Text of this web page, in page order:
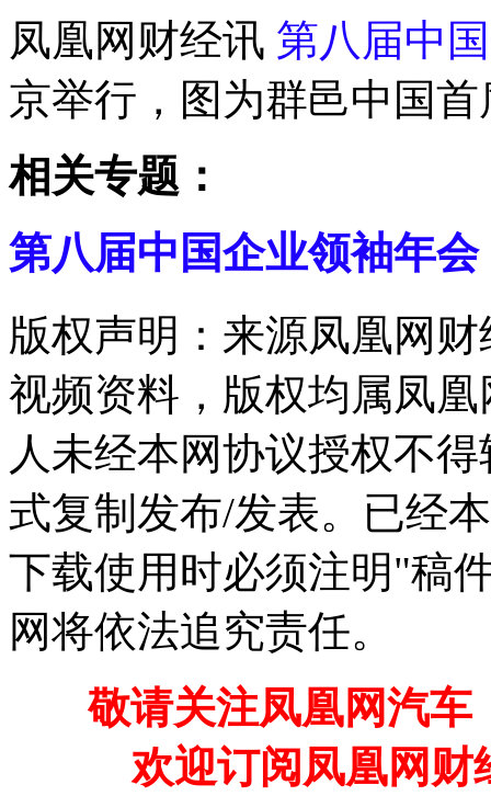
凤凰网财经讯 第八届中
京举行，图为群邑中国
相关专题：
第八届中国企业领袖年会
版权声明：来源凤凰网
视频资料，版权均属凤
人未经本网协议授权不
式复制发布/发表。已经
下载使用时必须注明"稿
网将依法追究责任。
敬请关注凤凰网汽车
欢迎订阅凤凰网财